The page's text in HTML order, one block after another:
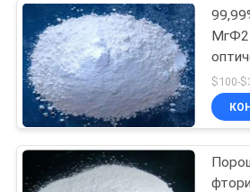
КОНТРОЛЬ
КАЧЕСТВА
СВЯЖИТЕСЬ
С
НАМИ
фторид
МгФ2